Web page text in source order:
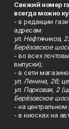
Свежий номер
всегда можно
- в редакции
адресам:
ул. Нефтяников,
Берёзовское
- во всех
выпуски);
- в сети
ул. Ленина, 26;
ул. Парковая, 2
Берёзовское
- на центральном
- в киосках на